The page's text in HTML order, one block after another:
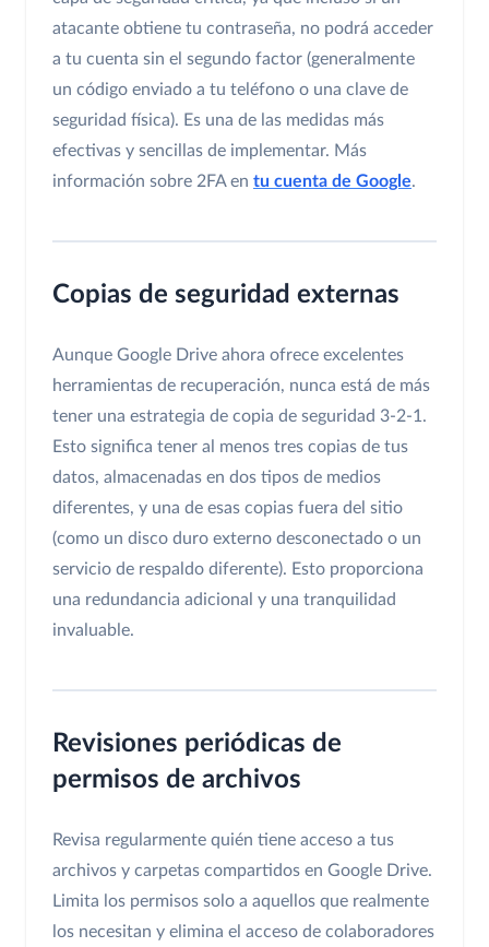
atacante obtiene tu contraseña, no podrá acceder
a tu cuenta sin el segundo factor (generalmente
un código enviado a tu teléfono o una clave de
seguridad física). Es una de las medidas más
efectivas y sencillas de implementar. Más
información sobre 2FA en tu cuenta de Google.
Copias de seguridad externas
Aunque Google Drive ahora ofrece excelentes
herramientas de recuperación, nunca está de más
tener una estrategia de copia de seguridad 3-2-1.
Esto significa tener al menos tres copias de tus
datos, almacenadas en dos tipos de medios
diferentes, y una de esas copias fuera del sitio
(como un disco duro externo desconectado o un
servicio de respaldo diferente). Esto proporciona
una redundancia adicional y una tranquilidad
invaluable.
Revisiones periódicas de
permisos de archivos
Revisa regularmente quién tiene acceso a tus
archivos y carpetas compartidos en Google Drive.
Limita los permisos solo a aquellos que realmente
los necesitan y elimina el acceso de colaboradores